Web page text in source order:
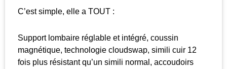
C’est simple, elle a TOUT :
Support lombaire réglable et intégré, coussin
magnétique, technologie cloudswap, simili cuir 12
fois plus résistant qu’un simili normal, accoudoirs